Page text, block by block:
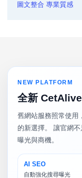
圖文整合 專業質感
NEW PLATFORM
全新
舊網站服務照常使用
的新選擇。 讓官網
曝光與商機。
AI SEO
自動強化搜尋曝光